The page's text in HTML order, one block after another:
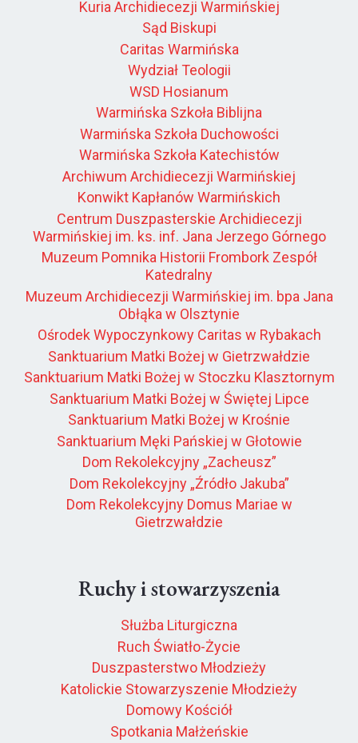
Kuria Archidiecezji Warmińskiej
Sąd Biskupi
Caritas Warmińska
Wydział Teologii
WSD Hosianum
Warmińska Szkoła Biblijna
Warmińska Szkoła Duchowości
Warmińska Szkoła Katechistów
Archiwum Archidiecezji Warmińskiej
Konwikt Kapłanów Warmińskich
Centrum Duszpasterskie Archidiecezji
Warmińskiej im. ks. inf. Jana Jerzego Górnego
Muzeum Pomnika Historii Frombork Zespół
Katedralny
Muzeum Archidiecezji Warmińskiej im. bpa Jana
Obłąka w Olsztynie
Ośrodek Wypoczynkowy Caritas w Rybakach
Sanktuarium Matki Bożej w Gietrzwałdzie
Sanktuarium Matki Bożej w Stoczku Klasztornym
Sanktuarium Matki Bożej w Świętej Lipce
Sanktuarium Matki Bożej w Krośnie
Sanktuarium Męki Pańskiej w Głotowie
Dom Rekolekcyjny „Zacheusz”
Dom Rekolekcyjny „Źródło Jakuba”
Dom Rekolekcyjny Domus Mariae w
Gietrzwałdzie
Ruchy i stowarzyszenia
Służba Liturgiczna
Ruch Światło-Życie
Duszpasterstwo Młodzieży
Katolickie Stowarzyszenie Młodzieży
Domowy Kościół
Spotkania Małżeńskie